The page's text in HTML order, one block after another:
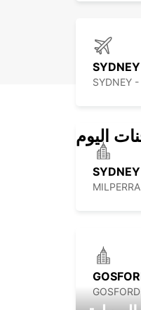
SYDNEY
اليوم